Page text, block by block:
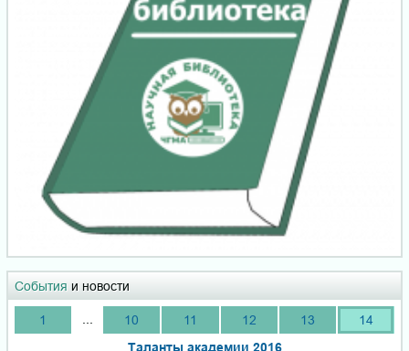
События и новости
1 10 11 12 13
14
Таланты академии 2016